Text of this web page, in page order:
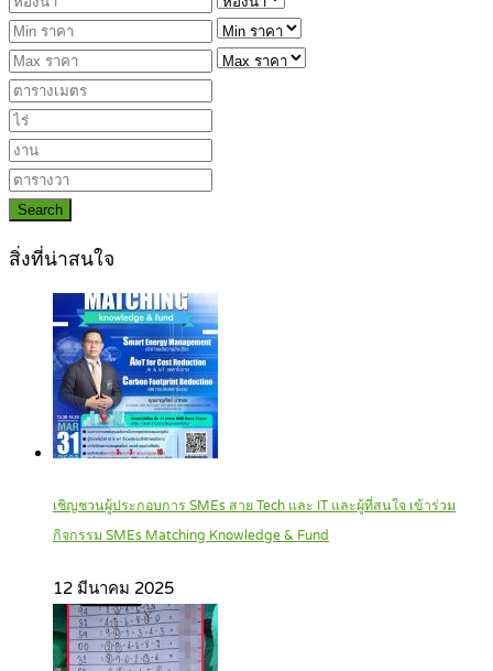
Search
สิ่งที่น่าสนใจ
เชิญชวนผู้ประกอบการ SMEs สาย Tech และ IT และผู้ที่สนใจ เข้าร่วม
กิจกรรม SMEs Matching Knowledge & Fund
12 มีนาคม 2025